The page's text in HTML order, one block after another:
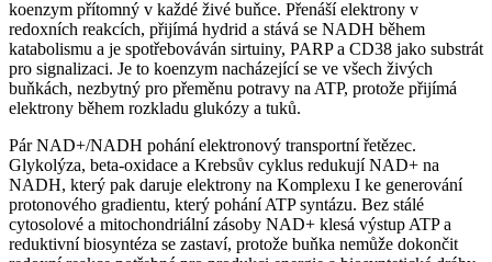
koenzym přítomný v každé živé buňce. Přenáší elektrony v
redoxních reakcích, přijímá hydrid a stává se NADH během
katabolismu a je spotřebováván sirtuiny, PARP a CD38 jako substrát
pro signalizaci. Je to koenzym nacházející se ve všech živých
buňkách, nezbytný pro přeměnu potravy na ATP, protože přijímá
elektrony během rozkladu glukózy a tuků.
Pár NAD+/NADH pohání elektronový transportní řetězec.
Glykolýza, beta-oxidace a Krebsův cyklus redukují NAD+ na
NADH, který pak daruje elektrony na Komplexu I ke generování
protonového gradientu, který pohání ATP syntázu. Bez stálé
cytosolové a mitochondriální zásoby NAD+ klesá výstup ATP a
reduktivní biosyntéza se zastaví, protože buňka nemůže dokončit